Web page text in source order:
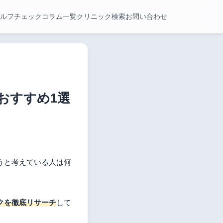
フチェック コラム一覧クリニック検索お問い合わせ
すすめ1選
と考えている人は何
を徹底リサーチして